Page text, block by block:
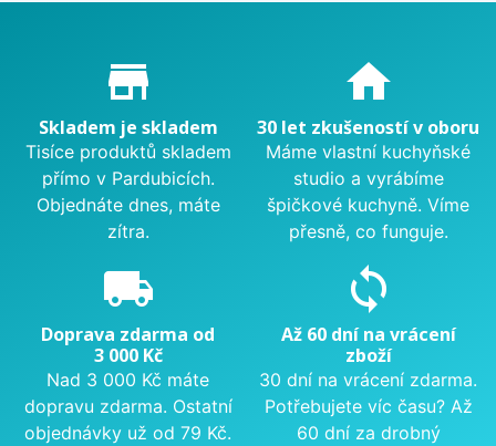
Proč nakupovat u nás?
store_mall_directory
Skladem je skladem
Tisíce produktů skladem
přímo v Pardubicích.
Objednáte dnes, máte
zítra.
home
30 let zkušeností v oboru
Máme vlastní kuchyňské
studio a vyrábíme
špičkové kuchyně. Víme
přesně, co funguje.
local_shipping
Doprava zdarma od
3 000 Kč
Nad 3 000 Kč máte
dopravu zdarma. Ostatní
objednávky už od 79 Kč.
sync
Až 60 dní na vrácení
zboží
30 dní na vrácení zdarma.
Potřebujete víc času? Až
60 dní za drobný